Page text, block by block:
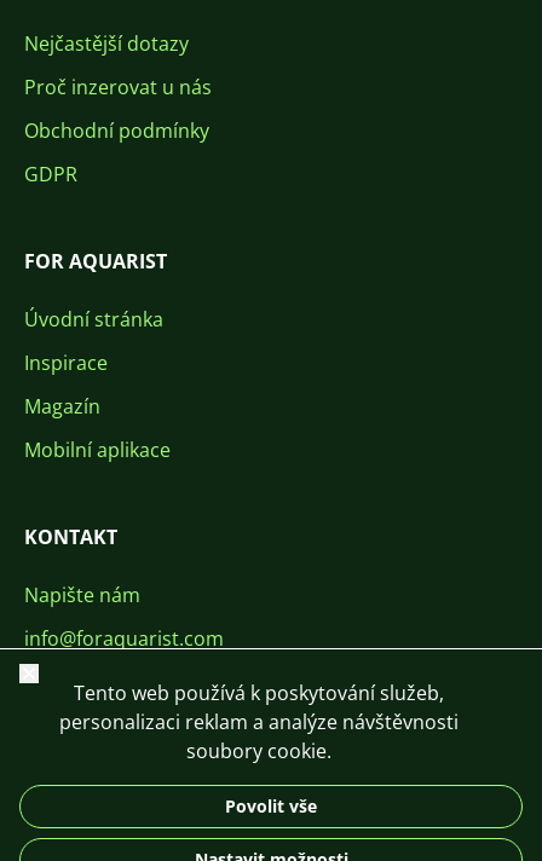
Nejčastější dotazy
Proč inzerovat u nás
Obchodní podmínky
GDPR
FOR AQUARIST
Úvodní stránka
Inspirace
Magazín
Mobilní aplikace
KONTAKT
Napište nám
info@foraquarist.com
+420 603 449 602
DE
Zavřít
Tento web používá k poskytování služeb,
personalizaci reklam a analýze návštěvnosti
soubory cookie.
Povolit vše